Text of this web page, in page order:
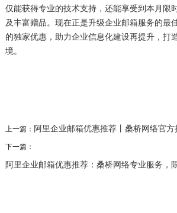
仅能获得专业的技术支持，还能享受到本月限
及丰富赠品。现在正是升级企业邮箱服务的最
的独家优惠，助力企业信息化建设再提升，打
境。
上一篇： 阿里企业邮箱优惠推荐丨桑桥网络官
下一篇：
阿里企业邮箱优惠推荐：桑桥网络专业服务，